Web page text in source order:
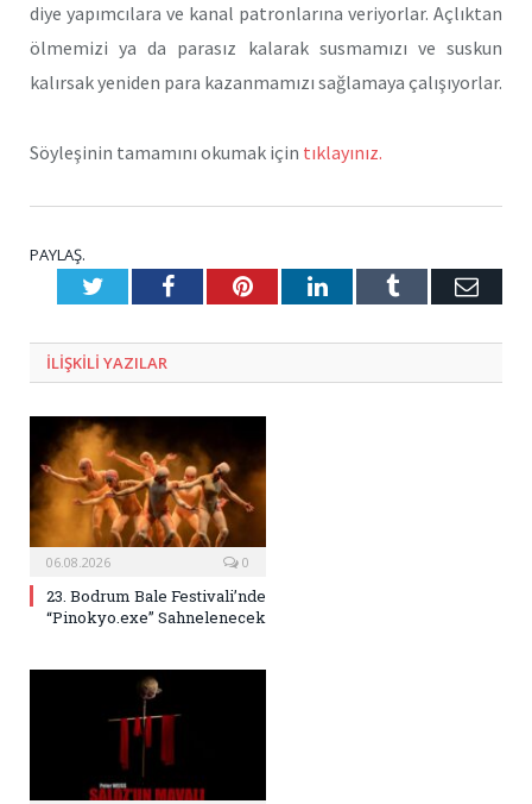
diye yapımcılara ve kanal patronlarına veriyorlar. Açlıktan
ölmemizi ya da parasız kalarak susmamızı ve suskun
kalırsak yeniden para kazanmamızı sağlamaya çalışıyorlar.
Söyleşinin tamamını okumak için tıklayınız.
PAYLAŞ.
TwitterFacebookPinterestLinkedInTumblr E-
ILIŞKILI YAZILAR
06.08.2026 0
23. Bodrum Bale Festivali’nde
“Pinokyo.exe” Sahnelenecek